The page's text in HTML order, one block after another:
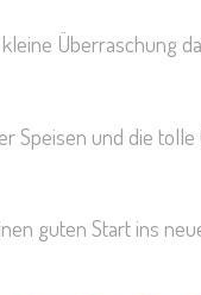
Überraschung
und die
guten Start ins